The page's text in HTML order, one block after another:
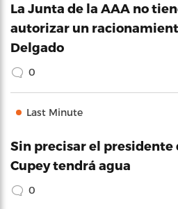
La Junta de la AAA no
autorizar un
Delgado
0
Last Minute
Sin precisar el presidente
Cupey tendrá agua
0